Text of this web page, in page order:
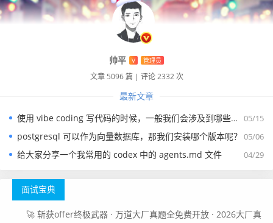
帅平 V 管理员
文章 5096 篇 | 评论 2332 次
最新文章
05/15
使用 vibe coding 写代码的时候，一般我们会涉及到哪些提示词？
05/06
postgresql 可以作为向量数据库，那我们安装哪个版本呢？
04/29
给大家分享一个我常用的 codex 中的 agents.md 文件
面试宝典
🚀 斩获offer终极武器 · 万道大厂真题全免费开放 · 2026大厂真